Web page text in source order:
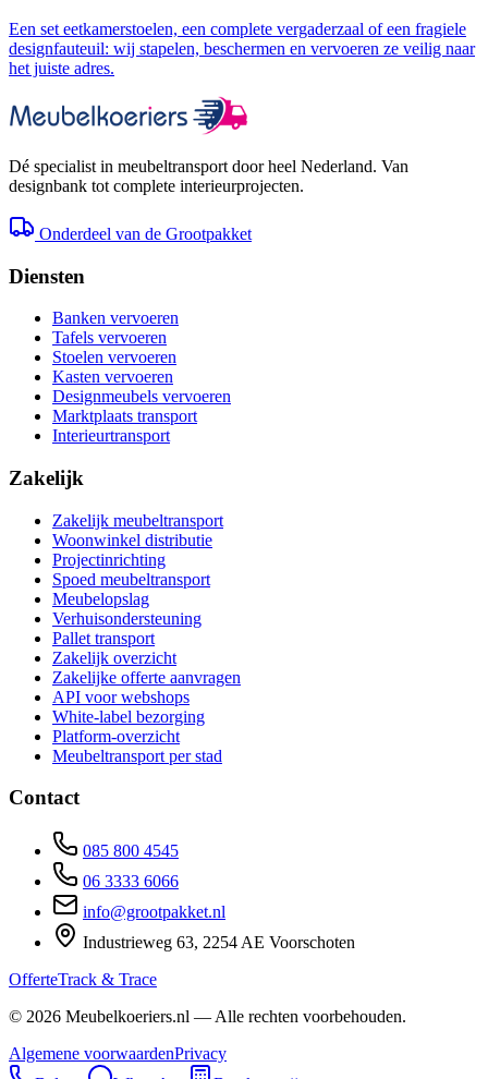
Een set eetkamerstoelen, een complete vergaderzaal of een fragiele
designfauteuil: wij stapelen, beschermen en vervoeren ze veilig naar
het juiste adres.
Dé specialist in meubeltransport door heel Nederland. Van
designbank tot complete interieurprojecten.
Onderdeel van de Grootpakket
Diensten
Banken vervoeren
Tafels vervoeren
Stoelen vervoeren
Kasten vervoeren
Designmeubels vervoeren
Marktplaats transport
Interieurtransport
Zakelijk
Zakelijk meubeltransport
Woonwinkel distributie
Projectinrichting
Spoed meubeltransport
Meubelopslag
Verhuisondersteuning
Pallet transport
Zakelijk overzicht
Zakelijke offerte aanvragen
API voor webshops
White-label bezorging
Platform-overzicht
Meubeltransport per stad
Contact
085 800 4545
06 3333 6066
info@grootpakket.nl
Industrieweg 63, 2254 AE Voorschoten
OfferteTrack & Trace
© 2026 Meubelkoeriers.nl — Alle rechten voorbehouden.
Algemene voorwaardenPrivacy